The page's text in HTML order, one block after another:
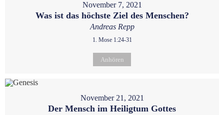
November 7, 2021
Was ist das höchste Ziel des Menschen?
Andreas Repp
1. Mose 1:24-31
Anhören
November 21, 2021
Der Mensch im Heiligtum Gottes